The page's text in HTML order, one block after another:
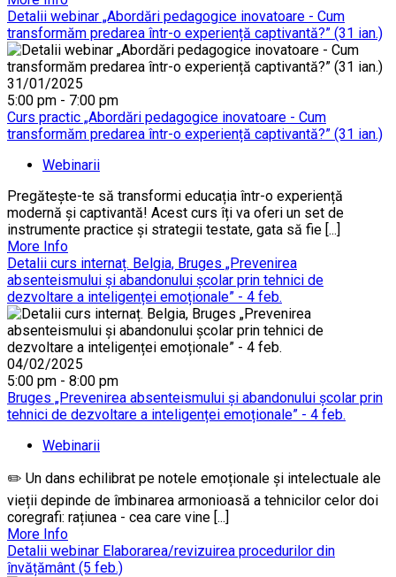
Detalii webinar „Abordări pedagogice inovatoare - Cum
transformăm predarea într-o experiență captivantă?” (31 ian.)
31/01/2025
5:00 pm - 7:00 pm
Curs practic „Abordări pedagogice inovatoare - Cum
transformăm predarea într-o experiență captivantă?” (31 ian.)
Webinarii
Pregătește-te să transformi educația într-o experiență
modernă și captivantă! Acest curs îți va oferi un set de
instrumente practice și strategii testate, gata să fie [...]
More Info
Detalii curs internaț. Belgia, Bruges „Prevenirea
absenteismului și abandonului școlar prin tehnici de
dezvoltare a inteligenței emoționale” - 4 feb.
04/02/2025
5:00 pm - 8:00 pm
Bruges „Prevenirea absenteismului și abandonului școlar prin
tehnici de dezvoltare a inteligenței emoționale” - 4 feb.
Webinarii
✏️ Un dans echilibrat pe notele emoționale și intelectuale ale
vieții depinde de îmbinarea armonioasă a tehnicilor celor doi
coregrafi: rațiunea - cea care vine [...]
More Info
Detalii webinar Elaborarea/revizuirea procedurilor din
învățământ (5 feb.)